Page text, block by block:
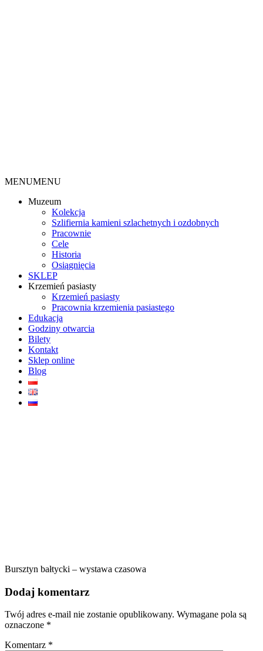
MENUMENU
Muzeum
Kolekcja
Szlifiernia kamieni szlachetnych i ozdobnych
Pracownie
Cele
Historia
Osiągnięcia
SKLEP
Krzemień pasiasty
Krzemień pasiasty
Pracownia krzemienia pasiastego
Edukacja
Godziny otwarcia
Bilety
Kontakt
Sklep online
Blog
Bursztyn bałtycki – wystawa czasowa
Dodaj komentarz
Twój adres e-mail nie zostanie opublikowany. Wymagane pola są
oznaczone *
Komentarz *